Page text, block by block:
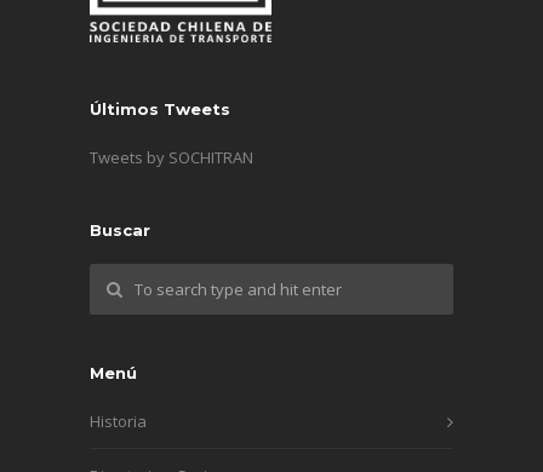
Últimos Tweets
Tweets by SOCHITRAN
Buscar
Menú
Historia